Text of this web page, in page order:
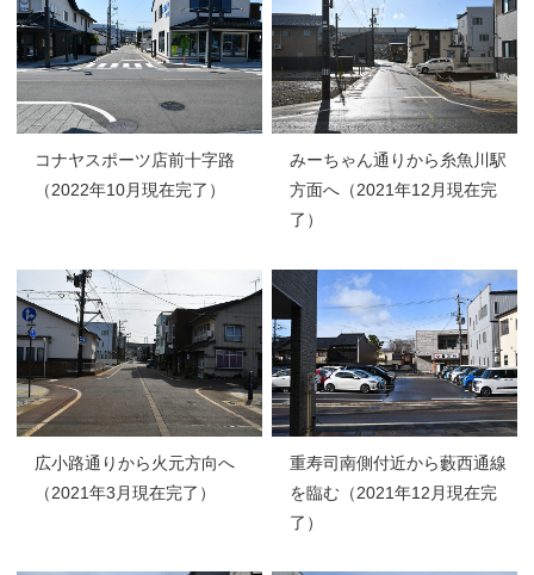
コナヤスポーツ店前十字路
（2022年10月現在完了）
みーちゃん通りから糸魚川駅
方面へ（2021年12月現在完
了）
広小路通りから火元方向へ
（2021年3月現在完了）
重寿司南側付近から藪西通線
を臨む（2021年12月現在完
了）